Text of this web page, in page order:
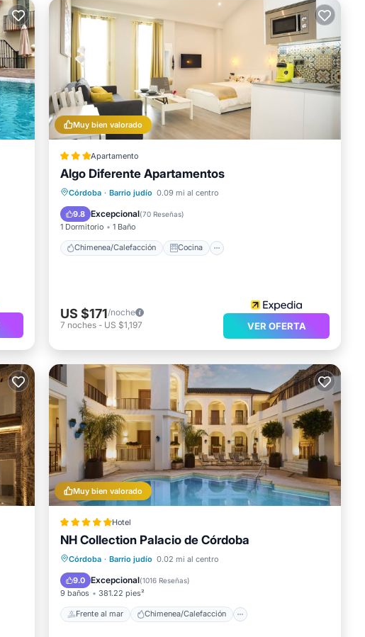
Muy bien valorado
Apartamento
Algo Diferente Apartamentos
Córdoba · Barrio judío 0.09 mi al centro
9.8 Excepcional(70 Reseñas)
1 Dormitorio 1 Baño
Chimenea/Calefacción Cocina
Chimenea/Calefacción
Cocina
Aire acondicionado
US $171/noche
7 noches - US $1,197 VER OFERTA
Muy bien valorado
Hotel
NH Collection Palacio de Córdoba
Córdoba · Barrio judío 0.02 mi al centro
9.0 Excepcional(1016 Reseñas)
9 baños 381.22 pies²
Frente al mar Chimenea/Calefacción
Frente al mar
Chimenea/Calefacción
Piscina
Vista al mar